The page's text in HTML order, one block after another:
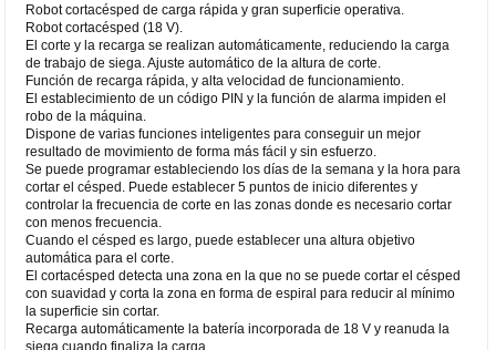
Robot cortacésped de carga rápida y gran superficie operativa.
Robot cortacésped (18 V).
El corte y la recarga se realizan automáticamente, reduciendo la carga
de trabajo de siega. Ajuste automático de la altura de corte.
Función de recarga rápida, y alta velocidad de funcionamiento.
El establecimiento de un código PIN y la función de alarma impiden el
robo de la máquina.
Dispone de varias funciones inteligentes para conseguir un mejor
resultado de movimiento de forma más fácil y sin esfuerzo.
Se puede programar estableciendo los días de la semana y la hora para
cortar el césped. Puede establecer 5 puntos de inicio diferentes y
controlar la frecuencia de corte en las zonas donde es necesario cortar
con menos frecuencia.
Cuando el césped es largo, puede establecer una altura objetivo
automática para el corte.
El cortacésped detecta una zona en la que no se puede cortar el césped
con suavidad y corta la zona en forma de espiral para reducir al mínimo
la superficie sin cortar.
Recarga automáticamente la batería incorporada de 18 V y reanuda la
siega cuando finaliza la carga.